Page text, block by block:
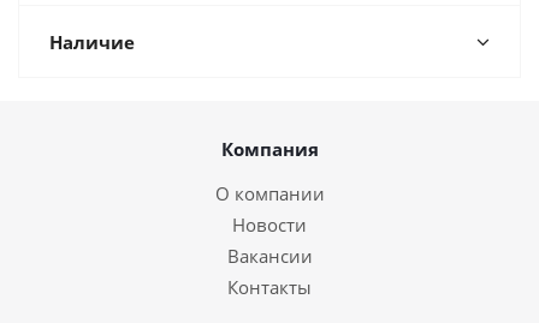
Наличие
Компания
О компании
Новости
Вакансии
Контакты